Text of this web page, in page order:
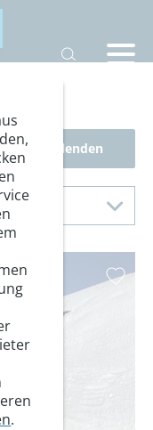
Filter einblenden
nach
.